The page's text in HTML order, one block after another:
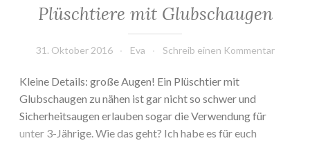
Plüschtiere mit Glubschaugen
31. Oktober 2016 Eva Schreib einen Kommentar
Kleine Details: große Augen! Ein Plüschtier mit
Glubschaugen zu nähen ist gar nicht so schwer und
Sicherheitsaugen erlauben sogar die Verwendung für
unter 3-Jährige. Wie das geht? Ich habe es für euch